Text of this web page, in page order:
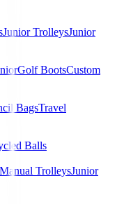
Junior TrolleysJunior
Golf BootsCustom
BagsTravel
Balls
Manual TrolleysJunior